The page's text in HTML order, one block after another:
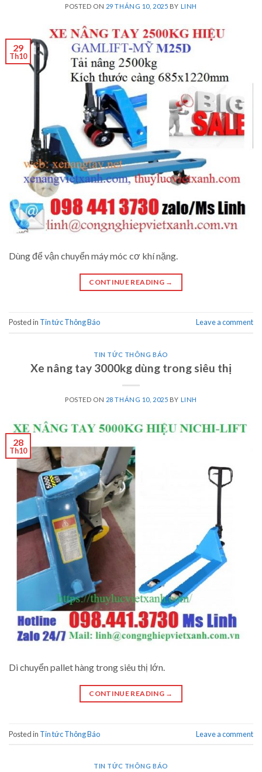
POSTED ON 29 THÁNG 10, 2025 BY LINH
29
Th10
Dùng để vận chuyển máy móc cơ khí nặng.
CONTINUE READING →
Posted in Tin tức Thông Báo Leave a comment
TIN TỨC THÔNG BÁO
Xe nâng tay 3000kg dùng trong siêu thị
POSTED ON 28 THÁNG 10, 2025 BY LINH
28
Th10
Di chuyển pallet hàng trong siêu thị lớn.
CONTINUE READING →
Posted in Tin tức Thông Báo Leave a comment
TIN TỨC THÔNG BÁO